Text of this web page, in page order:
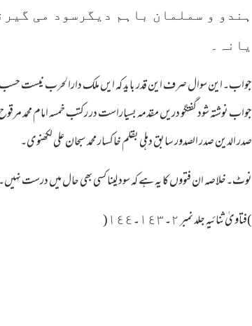
ہندو و سملمان باہم دیگرسود می
یانہ۔
جواب۔این سوال صرف این قدر باید کہ ایں ملک دارالحرب نیست حسب
جواب نوشتہ شود گفتگو دریں مقدمہ بسیاراست در رکتب خمسہ امام
صدر الدین صدر الصدور سابق دہلی بقلم خاکسار محمد سبحان علی لکھنوی۔
نوٹ۔خلاصہ ان فتووں کا یہ ہے کہ سود لینا کسی بھی حال میں درست
)فتاویٰ ثنائیہ جلد نمبر ٢۔١٤٣۔١٤٤(